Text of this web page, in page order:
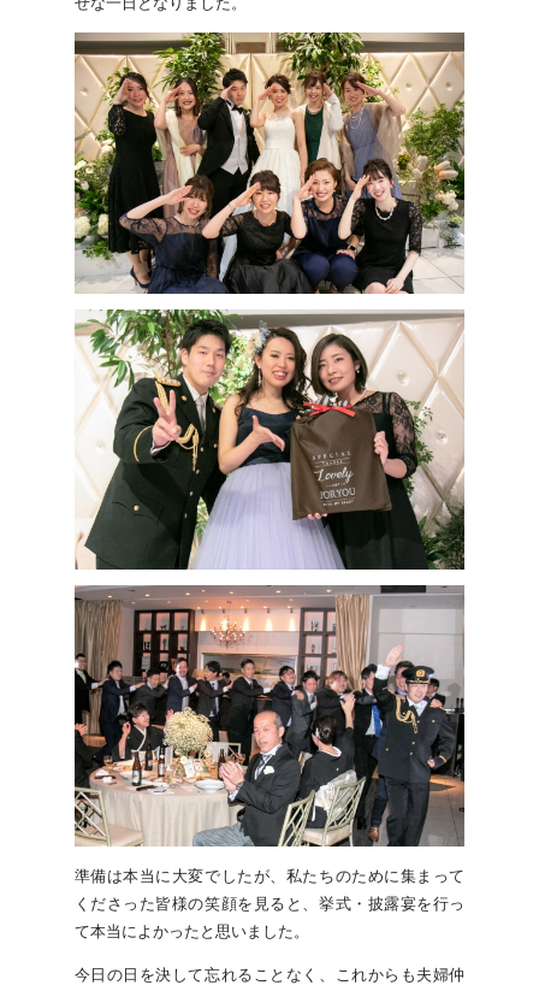
準備は本当に大変でしたが、私たちのために集まって
くださった皆様の笑顔を見ると、挙式・披露宴を行っ
て本当によかったと思いました。
今日の日を決して忘れることなく、これからも夫婦仲